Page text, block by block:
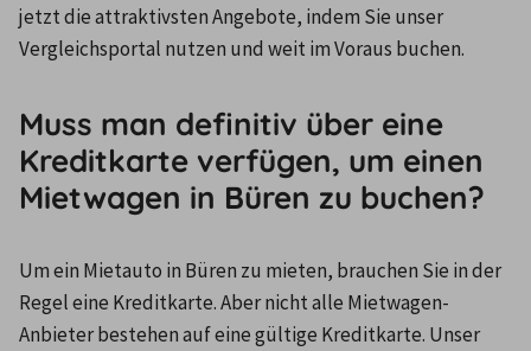
jetzt die attraktivsten Angebote, indem Sie unser
Vergleichsportal nutzen und weit im Voraus buchen.
Muss man definitiv über eine
Kreditkarte verfügen, um einen
Mietwagen in Büren zu buchen?
Um ein Mietauto in Büren zu mieten, brauchen Sie in der
Regel eine Kreditkarte. Aber nicht alle Mietwagen-
Anbieter bestehen auf eine gültige Kreditkarte. Unser